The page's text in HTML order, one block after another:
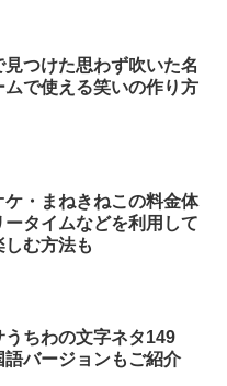
見つけた思わず吹いた名
ムで使える笑いの作り方
ケ・まねきねこの料金体
ータイムなどを利用して
しむ方法も
うちわの文字ネタ149
語バージョンもご紹介